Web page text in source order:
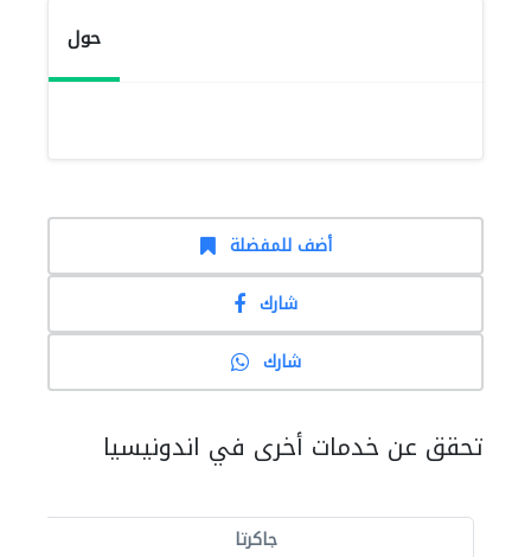
حول
أضف للمفضلة
شارك
شارك
تحقق عن خدمات أخرى في اندونيسيا
جاكرتا